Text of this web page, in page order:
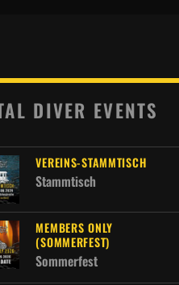
DIVER EVENTS
VEREINS-STAMMTISCH
Stammtisch
MEMBERS ONLY
(SOMMERFEST)
Sommerfest